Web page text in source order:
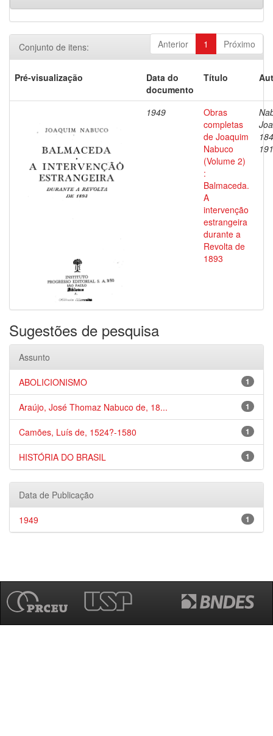
Anterior 1 Próximo
Conjunto de itens:
Pré-visualização
Data do
documento
Título
1949
Obras
completas
de Joaquim
Nabuco
(Volume 2)
:
Balmaceda.
A
intervenção
estrangeira
durante a
Revolta de
1893
Sugestões de pesquisa
Assunto
1
ABOLICIONISMO
1
Araújo, José Thomaz Nabuco de, 18...
1
Camões, Luís de, 1524?-1580
1
HISTÓRIA DO BRASIL
Data de Publicação
1
1949